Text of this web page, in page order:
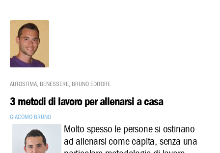
Autostima,Benessere,Bruno Editore
3 metodi di lavoro per allenarsi a casa
Giacomo Bruno
Molto spesso le persone si ostinano
ad allenarsi come capita, senza una